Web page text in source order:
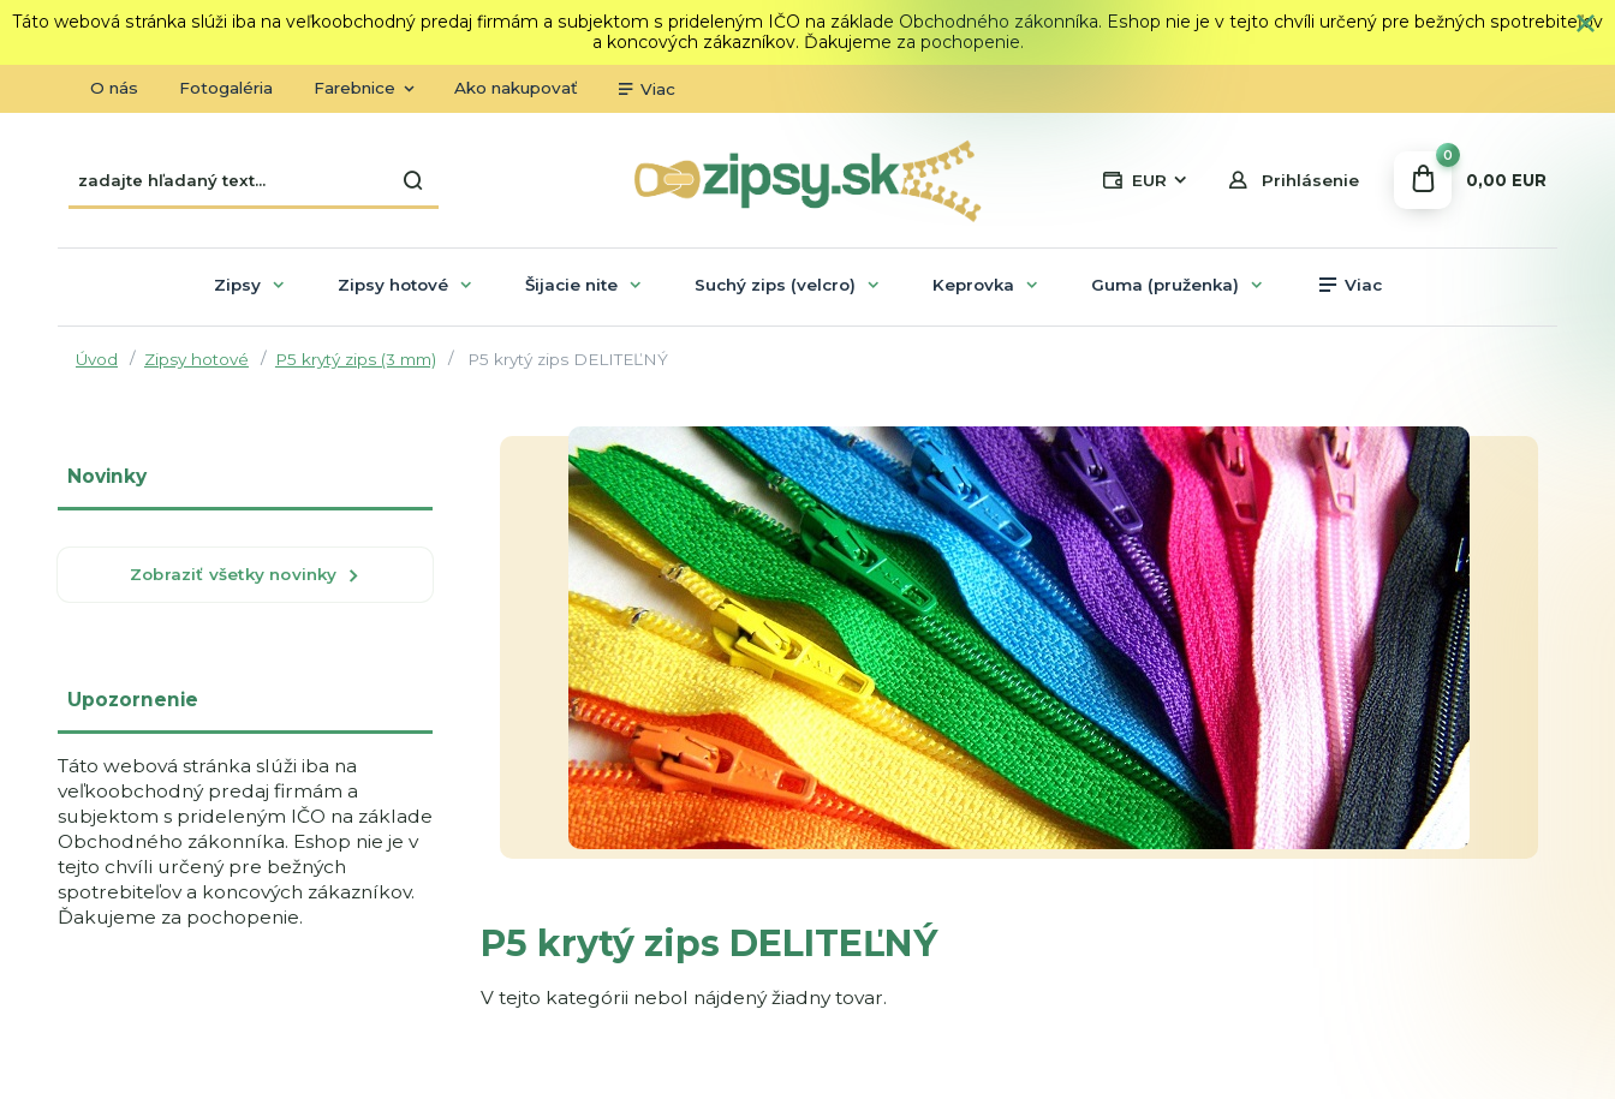
Táto webová stránka slúži iba na veľkoobchodný predaj firmám a subjektom s prideleným IČO na základe Obchodného zákonníka. Eshop nie je v tejto chvíli určený pre bežných spotrebiteľov
a koncových zákazníkov. Ďakujeme za pochopenie.
O nás Fotogaléria Farebnice Ako nakupovať Viac
EUR Prihlásenie
0
0,00 EUR
Zipsy Zipsy hotové Šijacie nite Suchý zips (velcro) Keprovka Guma (pruženka) Viac
Úvod Zipsy hotové P5 krytý zips (3 mm) P5 krytý zips DELITEĽNÝ
P5 krytý zips DELITEĽNÝ
V tejto kategórii nebol nájdený žiadny tovar.
Novinky
Zobraziť všetky novinky
Upozornenie
Táto webová stránka slúži iba na
veľkoobchodný predaj firmám a
subjektom s prideleným IČO na základe
Obchodného zákonníka. Eshop nie je v
tejto chvíli určený pre bežných
spotrebiteľov a koncových zákazníkov.
Ďakujeme za pochopenie.